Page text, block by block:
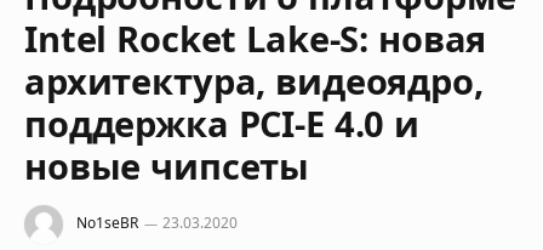
Intel Rocket Lake-S: новая
архитектура, видеоядро,
поддержка PCI-E 4.0 и
новые чипсеты
No1seBR 23.03.2020